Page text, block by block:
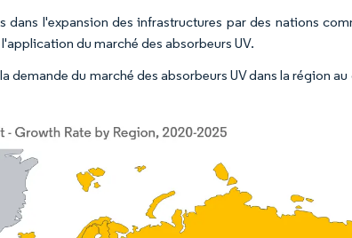
l'expansion des infrastructures par des nations
du marché des absorbeurs UV.
du marché des absorbeurs UV dans la région